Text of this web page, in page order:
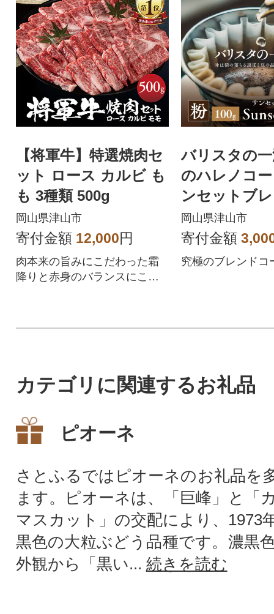
【将軍牛】特選焼肉セ
ット ロース カルビ も
も 3種類 500g
岡山県津山市
寄付金額 12,000円
肉本来の旨みにこだわった霜
降りと赤身のバランスにこだ
バリスタの
のハレノコ
ンセットブ
煎り) 粉 100g
岡山県津山市
寄付金額
究極のブレンドコ
カテゴリに関連するお礼品
ピオーネ
さとふるではピオーネのお礼品を
ます。ピオーネは、「巨峰」と「
マスカット」の交配により、1973
黒色の大粒ぶどう品種です。濃黒
外観から「黒い... 続きを読む